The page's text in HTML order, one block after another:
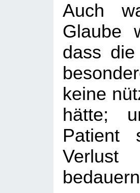
Auch
Glaube
dass
keine
hätte;
Patient